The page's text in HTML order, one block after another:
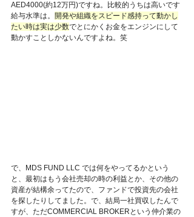
AED4000(約12万円)ですね。比較的うちは高いです
給与水準は。 開発や組織をスピード感持って動かし
たい時は実は少数でとにかくお金をエンジンにして
動かすことしかないんですよね。笑
で、MDS FUND LLC では何をやってるかという
と、最初はもう会社売却の時の利益とか、その他の
資産が結構余ってたので、ファンドで投資先の会社
を探したりしてました。で、結局一社買収したんで
すが、ただCOMMERCIAL BROKERという仲介業の